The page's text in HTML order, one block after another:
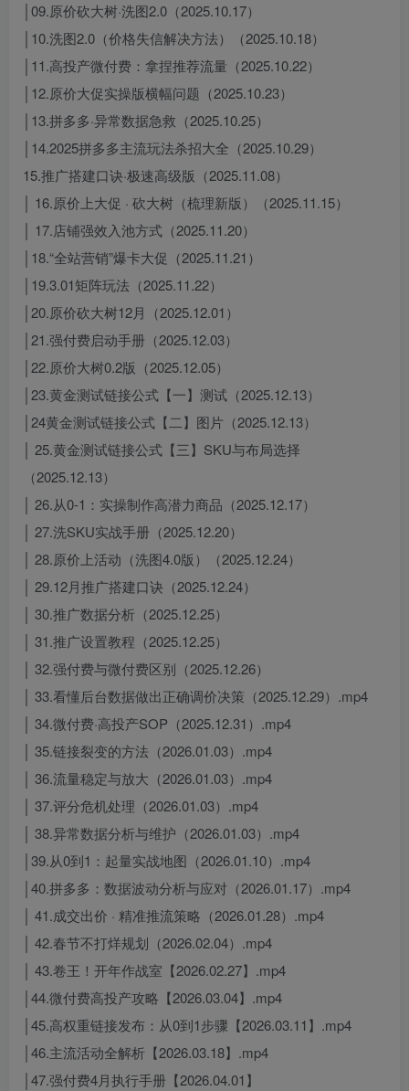
│09.原价砍大树·洗图2.0（2025.10.17）
│10.洗图2.0（价格失信解决方法）（2025.10.18）
│11.高投产微付费：拿捏推荐流量（2025.10.22）
│12.原价大促实操版横幅问题（2025.10.23）
│13.拼多多·异常数据急救（2025.10.25）
│14.2025拼多多主流玩法杀招大全（2025.10.29）
15.推广搭建口诀·极速高级版（2025.11.08）
│ 16.原价上大促 · 砍大树（梳理新版）（2025.11.15）
│ 17.店铺强效入池方式（2025.11.20）
│18.“全站营销”爆卡大促（2025.11.21）
│19.3.01矩阵玩法（2025.11.22）
│20.原价砍大树12月（2025.12.01）
│21.强付费启动手册（2025.12.03）
│22.原价大树0.2版（2025.12.05）
│23.黄金测试链接公式【一】测试（2025.12.13）
│24黄金测试链接公式【二】图片（2025.12.13）
│ 25.黄金测试链接公式【三】SKU与布局选择
（2025.12.13）
│ 26.从0-1：实操制作高潜力商品（2025.12.17）
│ 27.洗SKU实战手册（2025.12.20）
│ 28.原价上活动（洗图4.0版）（2025.12.24）
│ 29.12月推广搭建口诀（2025.12.24）
│ 30.推广数据分析（2025.12.25）
│ 31.推广设置教程（2025.12.25）
│ 32.强付费与微付费区别（2025.12.26）
│ 33.看懂后台数据做出正确调价决策（2025.12.29）.mp4
│ 34.微付费·高投产SOP（2025.12.31）.mp4
│ 35.链接裂变的方法（2026.01.03）.mp4
│ 36.流量稳定与放大（2026.01.03）.mp4
│ 37.评分危机处理（2026.01.03）.mp4
│ 38.异常数据分析与维护（2026.01.03）.mp4
│39.从0到1：起量实战地图（2026.01.10）.mp4
│40.拼多多：数据波动分析与应对（2026.01.17）.mp4
│ 41.成交出价 · 精准推流策略（2026.01.28）.mp4
│ 42.春节不打烊规划（2026.02.04）.mp4
│ 43.卷王！开年作战室【2026.02.27】.mp4
│44.微付费高投产攻略【2026.03.04】.mp4
│45.高权重链接发布：从0到1步骤【2026.03.11】.mp4
│46.主流活动全解析【2026.03.18】.mp4
│47.强付费4月执行手册【2026.04.01】